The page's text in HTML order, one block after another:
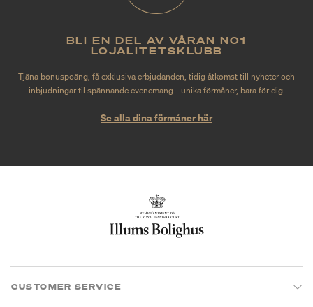
BLI EN DEL AV VÅRAN NO1
LOJALITETSKLUBB
Tjäna bonuspoäng, få exklusiva erbjudanden, tidig åtkomst till nyheter och
inbjudningar til spännande evenemang - unika förmåner, bara för dig.
Se alla dina förmåner här
CUSTOMER SERVICE